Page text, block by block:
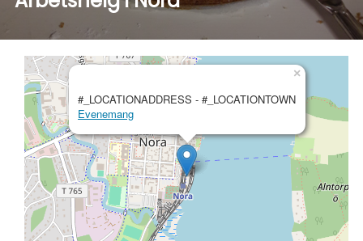
#_LOCATIONADDRESS - #_LOCATIONTOWN
Evenemang
×